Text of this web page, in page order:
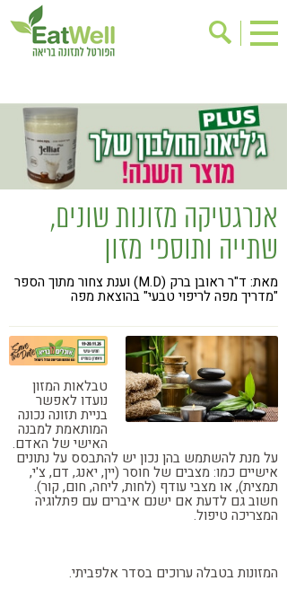
בישול בריא
אינדקס עסקים
ריפוי ומניעת מחלות
בריאות האישה
תוספי תזונה
מתכוני בריאות
אירועים
שינוי תזונתי
גישות בתזונה
דיאטה
ניקוי רעלים
מזונות על
ילדים
תזונה וספורט
הפרעות קשב & ריכוז
אכילה רגשית
רגישות לגלוטן
טעים להכיר
קורונה
טבעונות
אנרגטיקה מזונות שונים,
שתייה ותוספי מזון
מאת: ד"ר ראובן ברק (M.D) וענת צחור מתוך הספר
"מדריך מפה לריפוי טבעי" בהוצאת מפה
טבלאות המזון
נועדו לאפשר
בניית תזונה נכונה
המותאמת למבנה
האישי של האדם.
על מנת להשתמש בהן נכון יש להתבסס על נתונים
אישיים כמו: מצבים של חוסר (יין, יאנג, דם, צ'י,
תמצית), או מצבי עודף (לחות, ליחה, חום, קור).
חשוב גם לדעת אם ישנם איברים עם פתלוגיה
המצריכה טיפול.
המזונות בטבלה ערוכים בסדר אלפביתי.